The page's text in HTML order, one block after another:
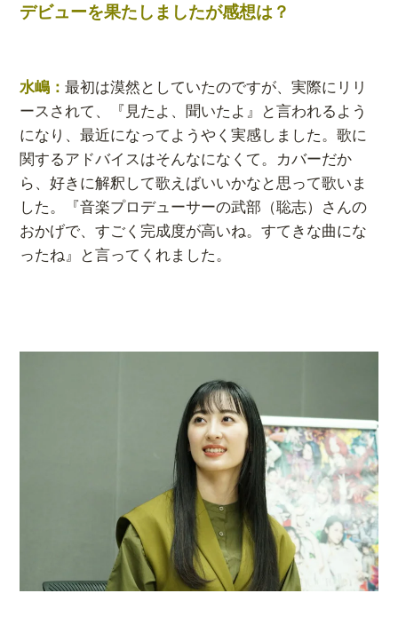
デビューを果たしましたが感想は？
水嶋：最初は漠然としていたのですが、実際にリリ
ースされて、『見たよ、聞いたよ』と言われるよう
になり、最近になってようやく実感しました。歌に
関するアドバイスはそんなになくて。カバーだか
ら、好きに解釈して歌えばいいかなと思って歌いま
した。『音楽プロデューサーの武部（聡志）さんの
おかげで、すごく完成度が高いね。すてきな曲にな
ったね』と言ってくれました。